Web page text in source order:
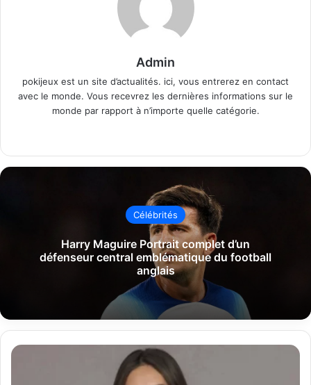
Admin
pokijeux est un site d’actualités. ici, vous entrerez en contact
avec le monde. Vous recevrez les dernières informations sur le
monde par rapport à n’importe quelle catégorie.
Célébrités
Harry Maguire Portrait complet d’un
défenseur central emblématique du football
anglais
Margot